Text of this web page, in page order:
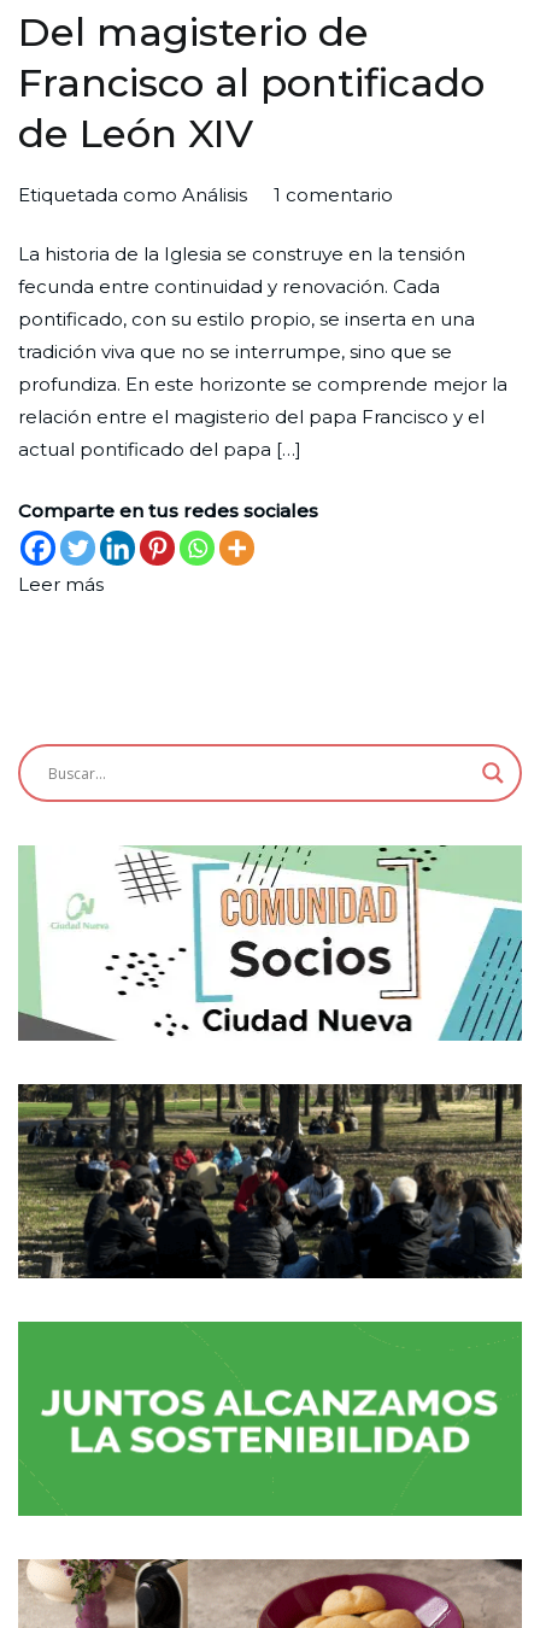
Del magisterio de
Francisco al pontificado
de León XIV
Por
Ciudad
Nueva
Publicada
30
de
marzo
de
2026
Publicada
Iglesia
Etiquetada como Análisis 1 comentarioen
magisterio
de
Francisco
al
pontificado
de
La historia de la Iglesia se construye en la tensión
fecunda entre continuidad y renovación. Cada
pontificado, con su estilo propio, se inserta en una
tradición viva que no se interrumpe, sino que se
profundiza. En este horizonte se comprende mejor la
relación entre el magisterio del papa Francisco y el
actual pontificado del papa […]
Comparte en tus redes sociales
Leer más